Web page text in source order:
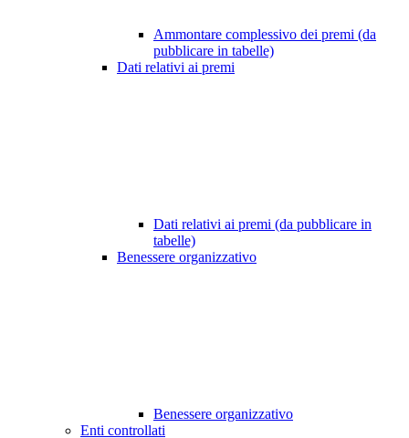
Ammontare complessivo dei premi (da
pubblicare in tabelle)
Dati relativi ai premi
Dati relativi ai premi (da pubblicare in
tabelle)
Benessere organizzativo
Benessere organizzativo
Enti controllati